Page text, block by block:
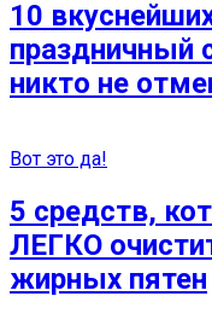
10
праздничный
никто не
Вот это да!
5 средств,
ЛЕГКО
жирных пятен